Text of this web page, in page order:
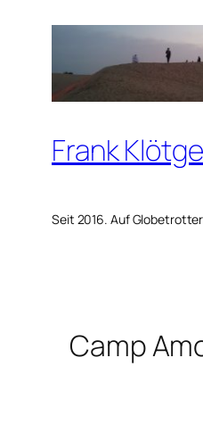
springen
Frank
Seit 2016. Auf
Camp